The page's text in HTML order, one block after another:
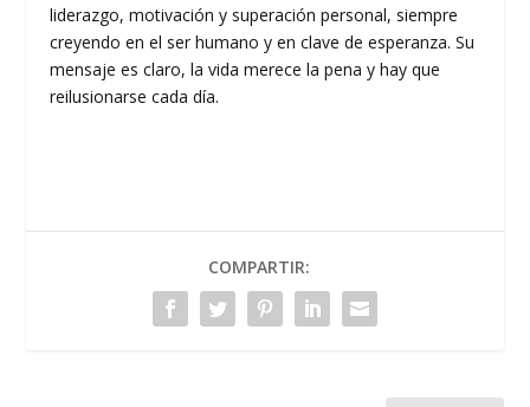
liderazgo, motivación y superación personal, siempre
creyendo en el ser humano y en clave de esperanza. Su
mensaje es claro, la vida merece la pena y hay que
reilusionarse cada día.
COMPARTIR: